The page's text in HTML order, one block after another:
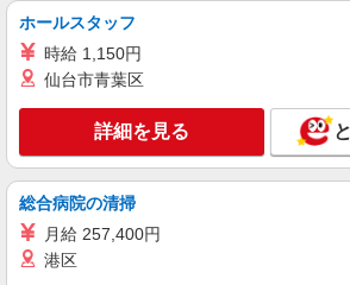
顔料の充填・工場内作
給与のお支払いは月払い
払いには対応しておりませ
茨城県神栖市
キープ
派遣社員
株式会社アイテック
物流倉庫でのフォークリ
ホールスタッフ
時給 1,150円
仙台市青葉区
詳細を見る
総合病院の清掃
月給 257,400円
港区